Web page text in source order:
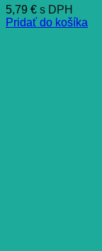
5,79 € s DPH
Pridať do košíka